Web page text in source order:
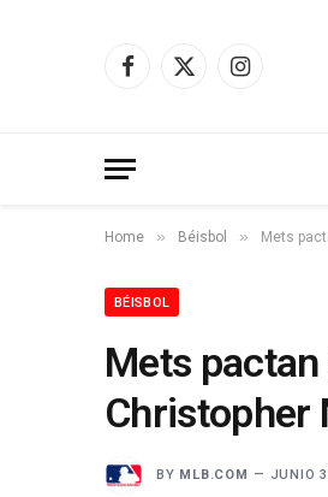
Facebook
X
Instagram
Home » Béisbol » Mets
BÉISBOL
Mets
Christopher
BY MLB.COM JUNIO